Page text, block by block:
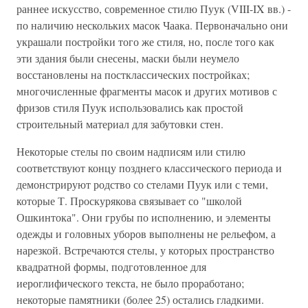
раннее искусство, современное стилю Пуук (VIII-IX вв.) -
по наличию нескольких масок Чаака. Первоначально они
украшали постройки того же стиля, но, после того как
эти здания были снесены, маски были неумело
восстановлены на постклассических постройках;
многочисленные фрагменты масок и других мотивов с
фризов стиля Пуук использовались как простой
строительный материал для забутовки стен.
Некоторые стелы по своим надписям или стилю
соответствуют концу позднего классического периода и
демонстрируют родство со стелами Пуук или с теми,
которые Т. Проскурякова связывает со "школой
Ошкинтока". Они грубы по исполнению, и элементы
одежды и головных уборов выполнены не рельефом, а
нарезкой. Встречаются стелы, у которых пространство
квадратной формы, подготовленное для
иероглифического текста, не было проработано;
некоторые памятники (более 25) остались гладкими.